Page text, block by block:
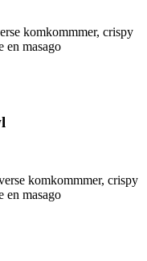
komkommmer, crispy
en masago
komkommmer, crispy
en masago